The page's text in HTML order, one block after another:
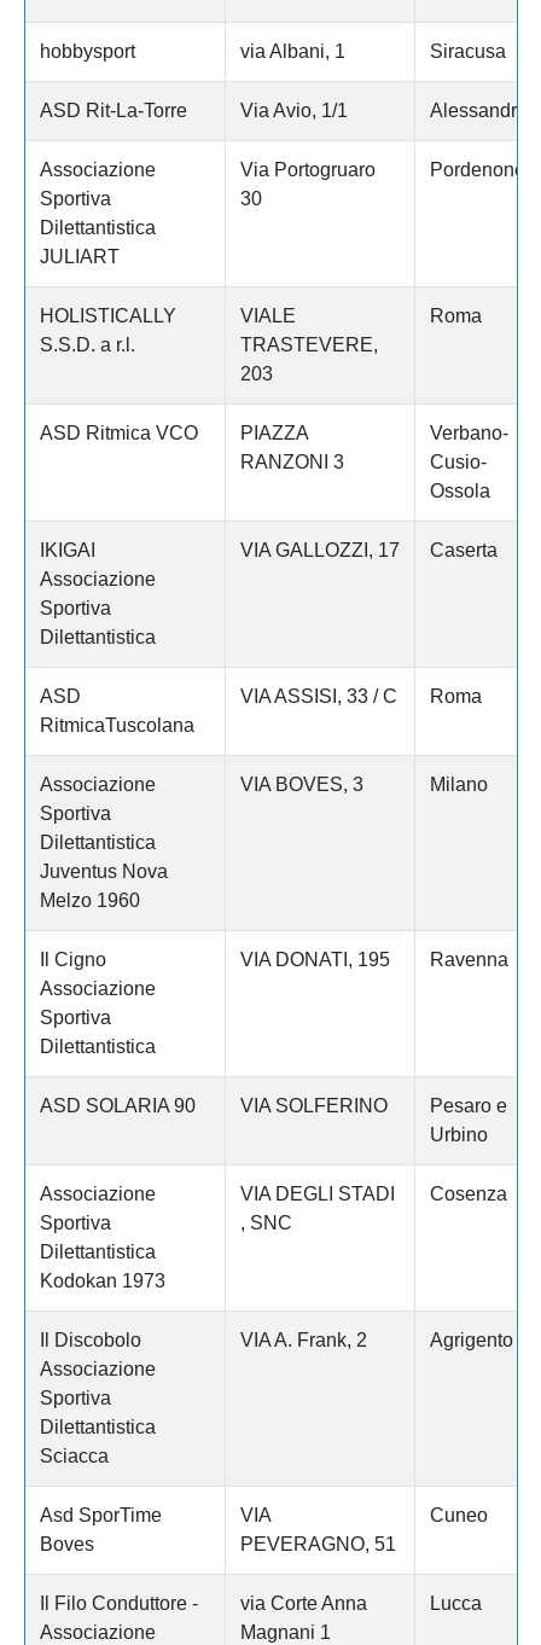
hobbysport via Albani, 1 Siracusa
ASD Rit-La-Torre Via Avio, 1/1 Alessandria
Associazione
Sportiva
Dilettantistica
JULIART
Via Portogruaro
30
Pordenone
HOLISTICALLY
S.S.D. a r.l.
VIALE
TRASTEVERE,
203
Roma
ASD Ritmica VCO
PIAZZA
RANZONI 3
Verbano-
Cusio-
Ossola
IKIGAI
Associazione
Sportiva
Dilettantistica
VIA GALLOZZI, 17 Caserta
ASD
RitmicaTuscolana
VIA ASSISI, 33 / C Roma
Associazione
Sportiva
Dilettantistica
Juventus Nova
Melzo 1960
VIA BOVES, 3 Milano
Il Cigno
Associazione
Sportiva
Dilettantistica
VIA DONATI, 195 Ravenna
ASD SOLARIA 90 VIA SOLFERINO
Pesaro e
Urbino
Associazione
Sportiva
Dilettantistica
Kodokan 1973
VIA DEGLI STADI
, SNC
Cosenza
Il Discobolo
Associazione
Sportiva
Dilettantistica
Sciacca
VIA A. Frank, 2 Agrigento
Asd SporTime
Boves
VIA
PEVERAGNO, 51
Cuneo
Il Filo Conduttore -
Associazione
via Corte Anna
Magnani 1
Lucca